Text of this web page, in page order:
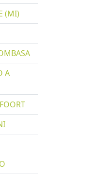
(MI)
A